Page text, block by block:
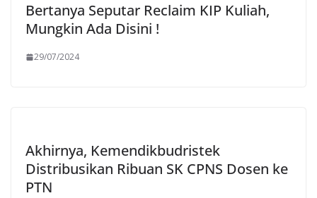
Bertanya Seputar Reclaim KIP Kuliah,
Mungkin Ada Disini !
29/07/2024
Akhirnya, Kemendikbudristek
Distribusikan Ribuan SK CPNS Dosen ke
PTN